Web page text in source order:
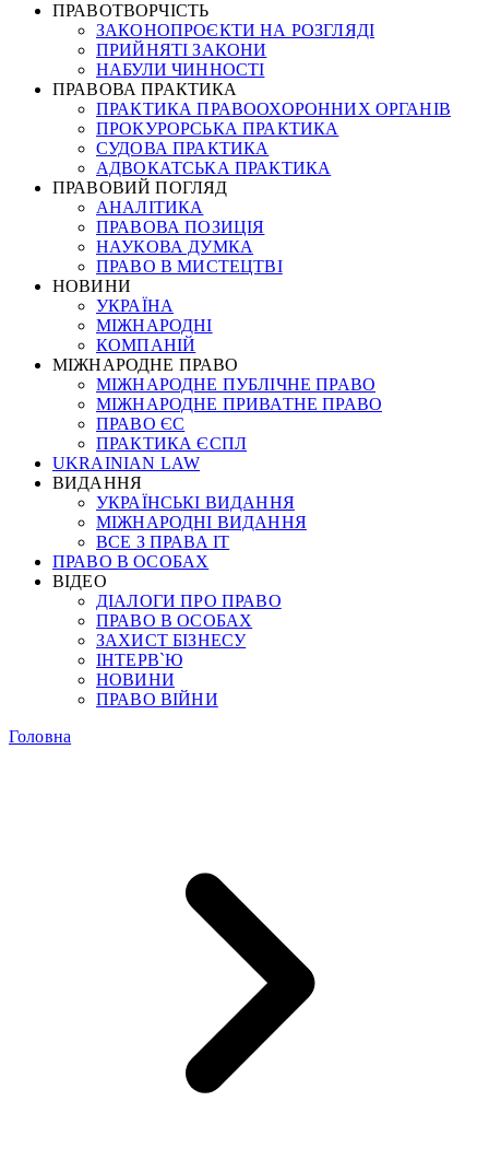
ПРАВОТВОРЧІСТЬ
ЗАКОНОПРОЄКТИ НА РОЗГЛЯДІ
ПРИЙНЯТІ ЗАКОНИ
НАБУЛИ ЧИННОСТІ
ПРАВОВА ПРАКТИКА
ПРАКТИКА ПРАВООХОРОННИХ ОРГАНІВ
ПРОКУРОРСЬКА ПРАКТИКА
СУДОВА ПРАКТИКА
АДВОКАТСЬКА ПРАКТИКА
ПРАВОВИЙ ПОГЛЯД
АНАЛІТИКА
ПРАВОВА ПОЗИЦІЯ
НАУКОВА ДУМКА
ПРАВО В МИСТЕЦТВІ
НОВИНИ
УКРАЇНА
МІЖНАРОДНІ
КОМПАНІЙ
МІЖНАРОДНЕ ПРАВО
МІЖНАРОДНЕ ПУБЛІЧНЕ ПРАВО
МІЖНАРОДНЕ ПРИВАТНЕ ПРАВО
ПРАВО ЄС
ПРАКТИКА ЄСПЛ
UKRAINIAN LAW
ВИДАННЯ
УКРАЇНСЬКІ ВИДАННЯ
МІЖНАРОДНІ ВИДАННЯ
ВСЕ З ПРАВА ІТ
ПРАВО В ОСОБАХ
ВІДЕО
ДІАЛОГИ ПРО ПРАВО
ПРАВО В ОСОБАХ
ЗАХИСТ БІЗНЕСУ
ІНТЕРВ`Ю
НОВИНИ
ПРАВО ВІЙНИ
Головна